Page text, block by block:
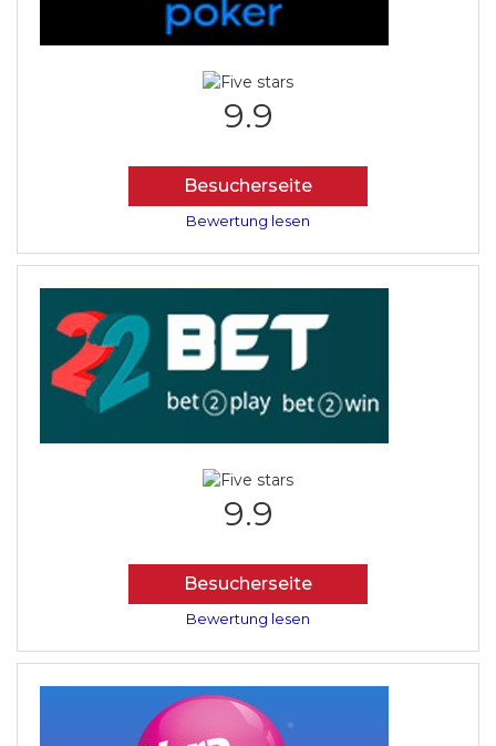
9.9
Besucherseite
Bewertung lesen
9.9
Besucherseite
Bewertung lesen